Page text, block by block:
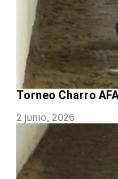
Torneo Charro
2 junio, 2026